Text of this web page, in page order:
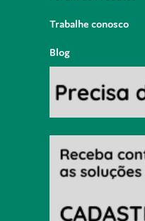
Trabalhe conosco
Blog